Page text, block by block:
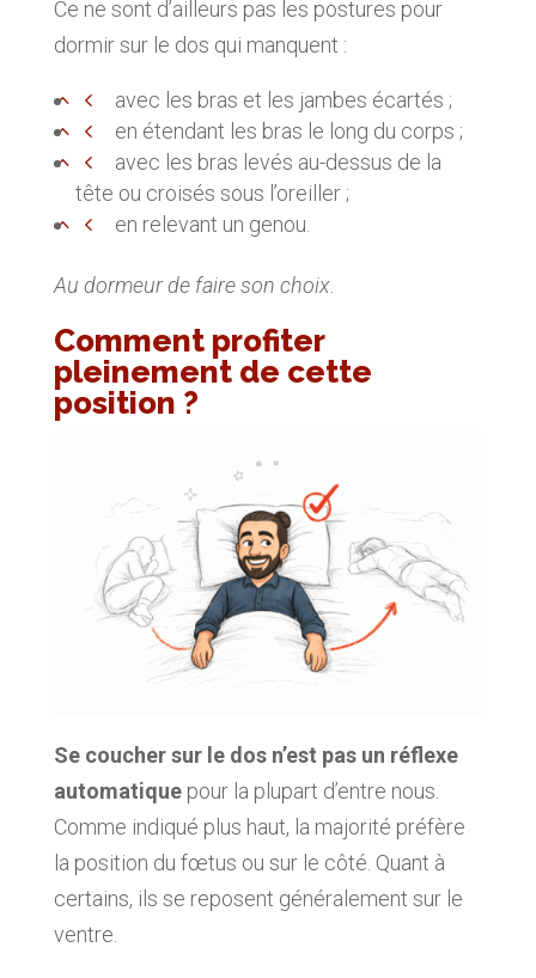
Ce ne sont d’ailleurs pas les postures pour
dormir sur le dos qui manquent :
avec les bras et les jambes écartés ;
en étendant les bras le long du corps ;
avec les bras levés au-dessus de la
tête ou croisés sous l’oreiller ;
en relevant un genou.
Au dormeur de faire son choix.
Comment profiter
pleinement de cette
position ?
Se coucher sur le dos n’est pas un réflexe
automatiquepour la plupart d’entre nous.
Comme indiqué plus haut, la majorité préfère
la position du fœtus ou sur le côté. Quant à
certains, ils se reposent généralement sur le
ventre.